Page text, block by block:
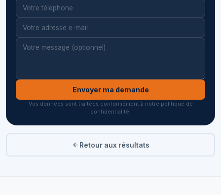
Envoyer ma demande
Vos données sont traitées conformément à notre politique de
confidentialité.
Retour aux résultats